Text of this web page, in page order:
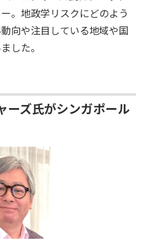
。地政学リスクにどのよう
向や注目している地域や国
した。
ーズ氏がシンガポール